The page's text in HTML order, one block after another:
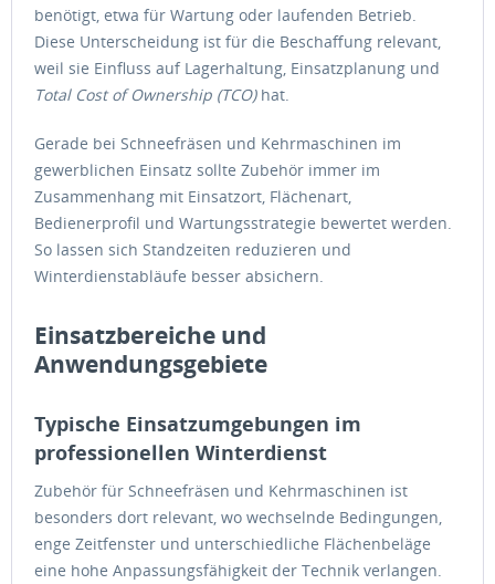
benötigt, etwa für Wartung oder laufenden Betrieb.
Diese Unterscheidung ist für die Beschaffung relevant,
weil sie Einfluss auf Lagerhaltung, Einsatzplanung und
Total Cost of Ownership (TCO)hat.
Gerade bei Schneefräsen und Kehrmaschinen im
gewerblichen Einsatz sollte Zubehör immer im
Zusammenhang mit Einsatzort, Flächenart,
Bedienerprofil und Wartungsstrategie bewertet werden.
So lassen sich Standzeiten reduzieren und
Winterdienstabläufe besser absichern.
Einsatzbereiche und
Anwendungsgebiete
Typische Einsatzumgebungen im
professionellen Winterdienst
Zubehör für Schneefräsen und Kehrmaschinen ist
besonders dort relevant, wo wechselnde Bedingungen,
enge Zeitfenster und unterschiedliche Flächenbeläge
eine hohe Anpassungsfähigkeit der Technik verlangen.